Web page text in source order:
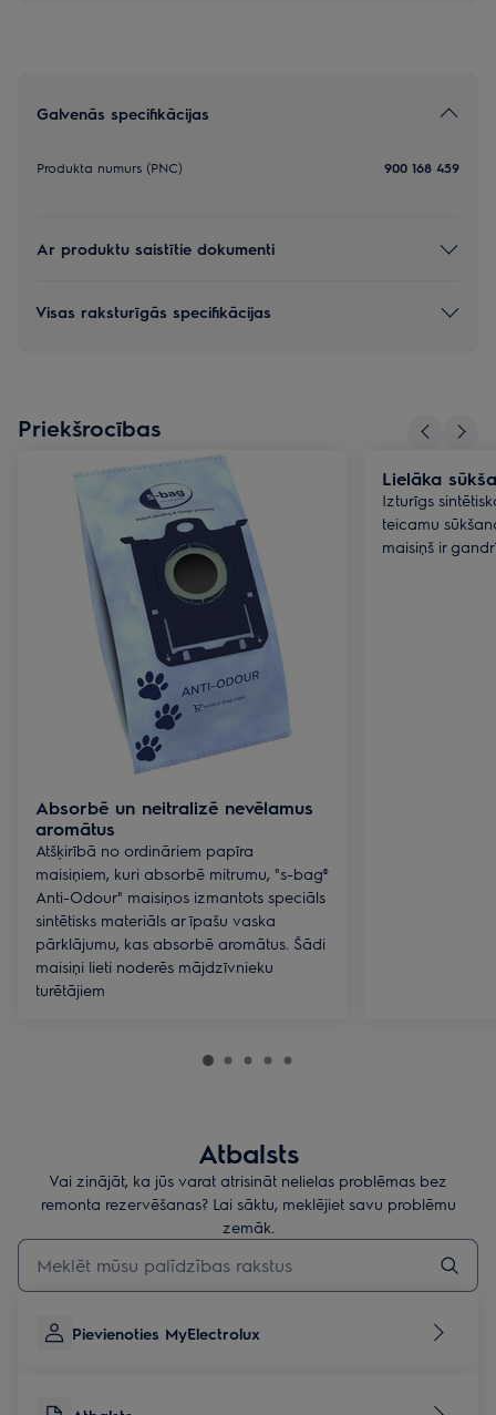
Galvenās specifikācijas
Produkta numurs (PNC) 900 168 459
Ar produktu saistītie dokumenti
Visas raksturīgās specifikācijas
Priekšrocības
Absorbē un neitralizē nevēlamus
aromātus
Atšķirībā no ordināriem papīra
maisiņiem, kuri absorbē mitrumu, "s-bag®
Anti-Odour" maisiņos izmantots speciāls
sintētisks materiāls ar īpašu vaska
pārklājumu, kas absorbē aromātus. Šādi
maisiņi lieti noderēs mājdzīvnieku
turētājiem
Lielāka
Izturīgs
teicamu
maisiņš ir
Atbalsts
Vai zinājāt, ka jūs varat atrisināt nelielas problēmas bez
remonta rezervēšanas? Lai sāktu, meklējiet savu problēmu
zemāk.
Rakstiet, lai meklētu rakstus par atbalstu
Pievienoties MyElectrolux